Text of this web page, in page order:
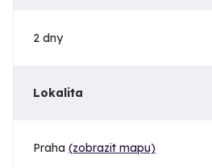
2 dny
Lokalita
Praha (zobrazit mapu)